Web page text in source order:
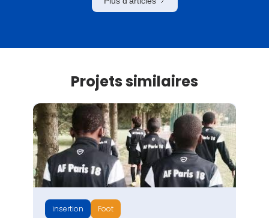
Projets similaires
insertion Foot